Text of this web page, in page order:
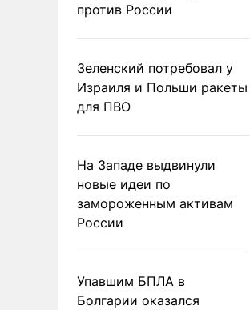
против России
Зеленский потребовал у
Израиля и Польши ракеты
для ПВО
На Западе выдвинули
новые идеи по
замороженным активам
России
Упавшим БПЛА в
Болгарии оказался